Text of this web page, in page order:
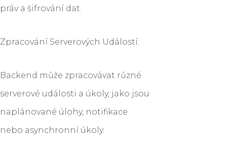
práv a šifrování dat.
Zpracování Serverových Událostí:
Backend může zpracovávat různé
serverové události a úkoly, jako jsou
naplánované úlohy, notifikace
nebo asynchronní úkoly.